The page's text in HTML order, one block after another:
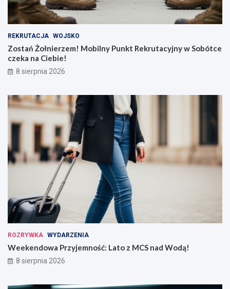
REKRUTACJA WOJSKO
Zostań Żołnierzem! Mobilny Punkt Rekrutacyjny w Sobótce
czeka na Ciebie!
8 sierpnia 2026
ROZRYWKA WYDARZENIA
Weekendowa Przyjemność: Lato z MCS nad Wodą!
8 sierpnia 2026